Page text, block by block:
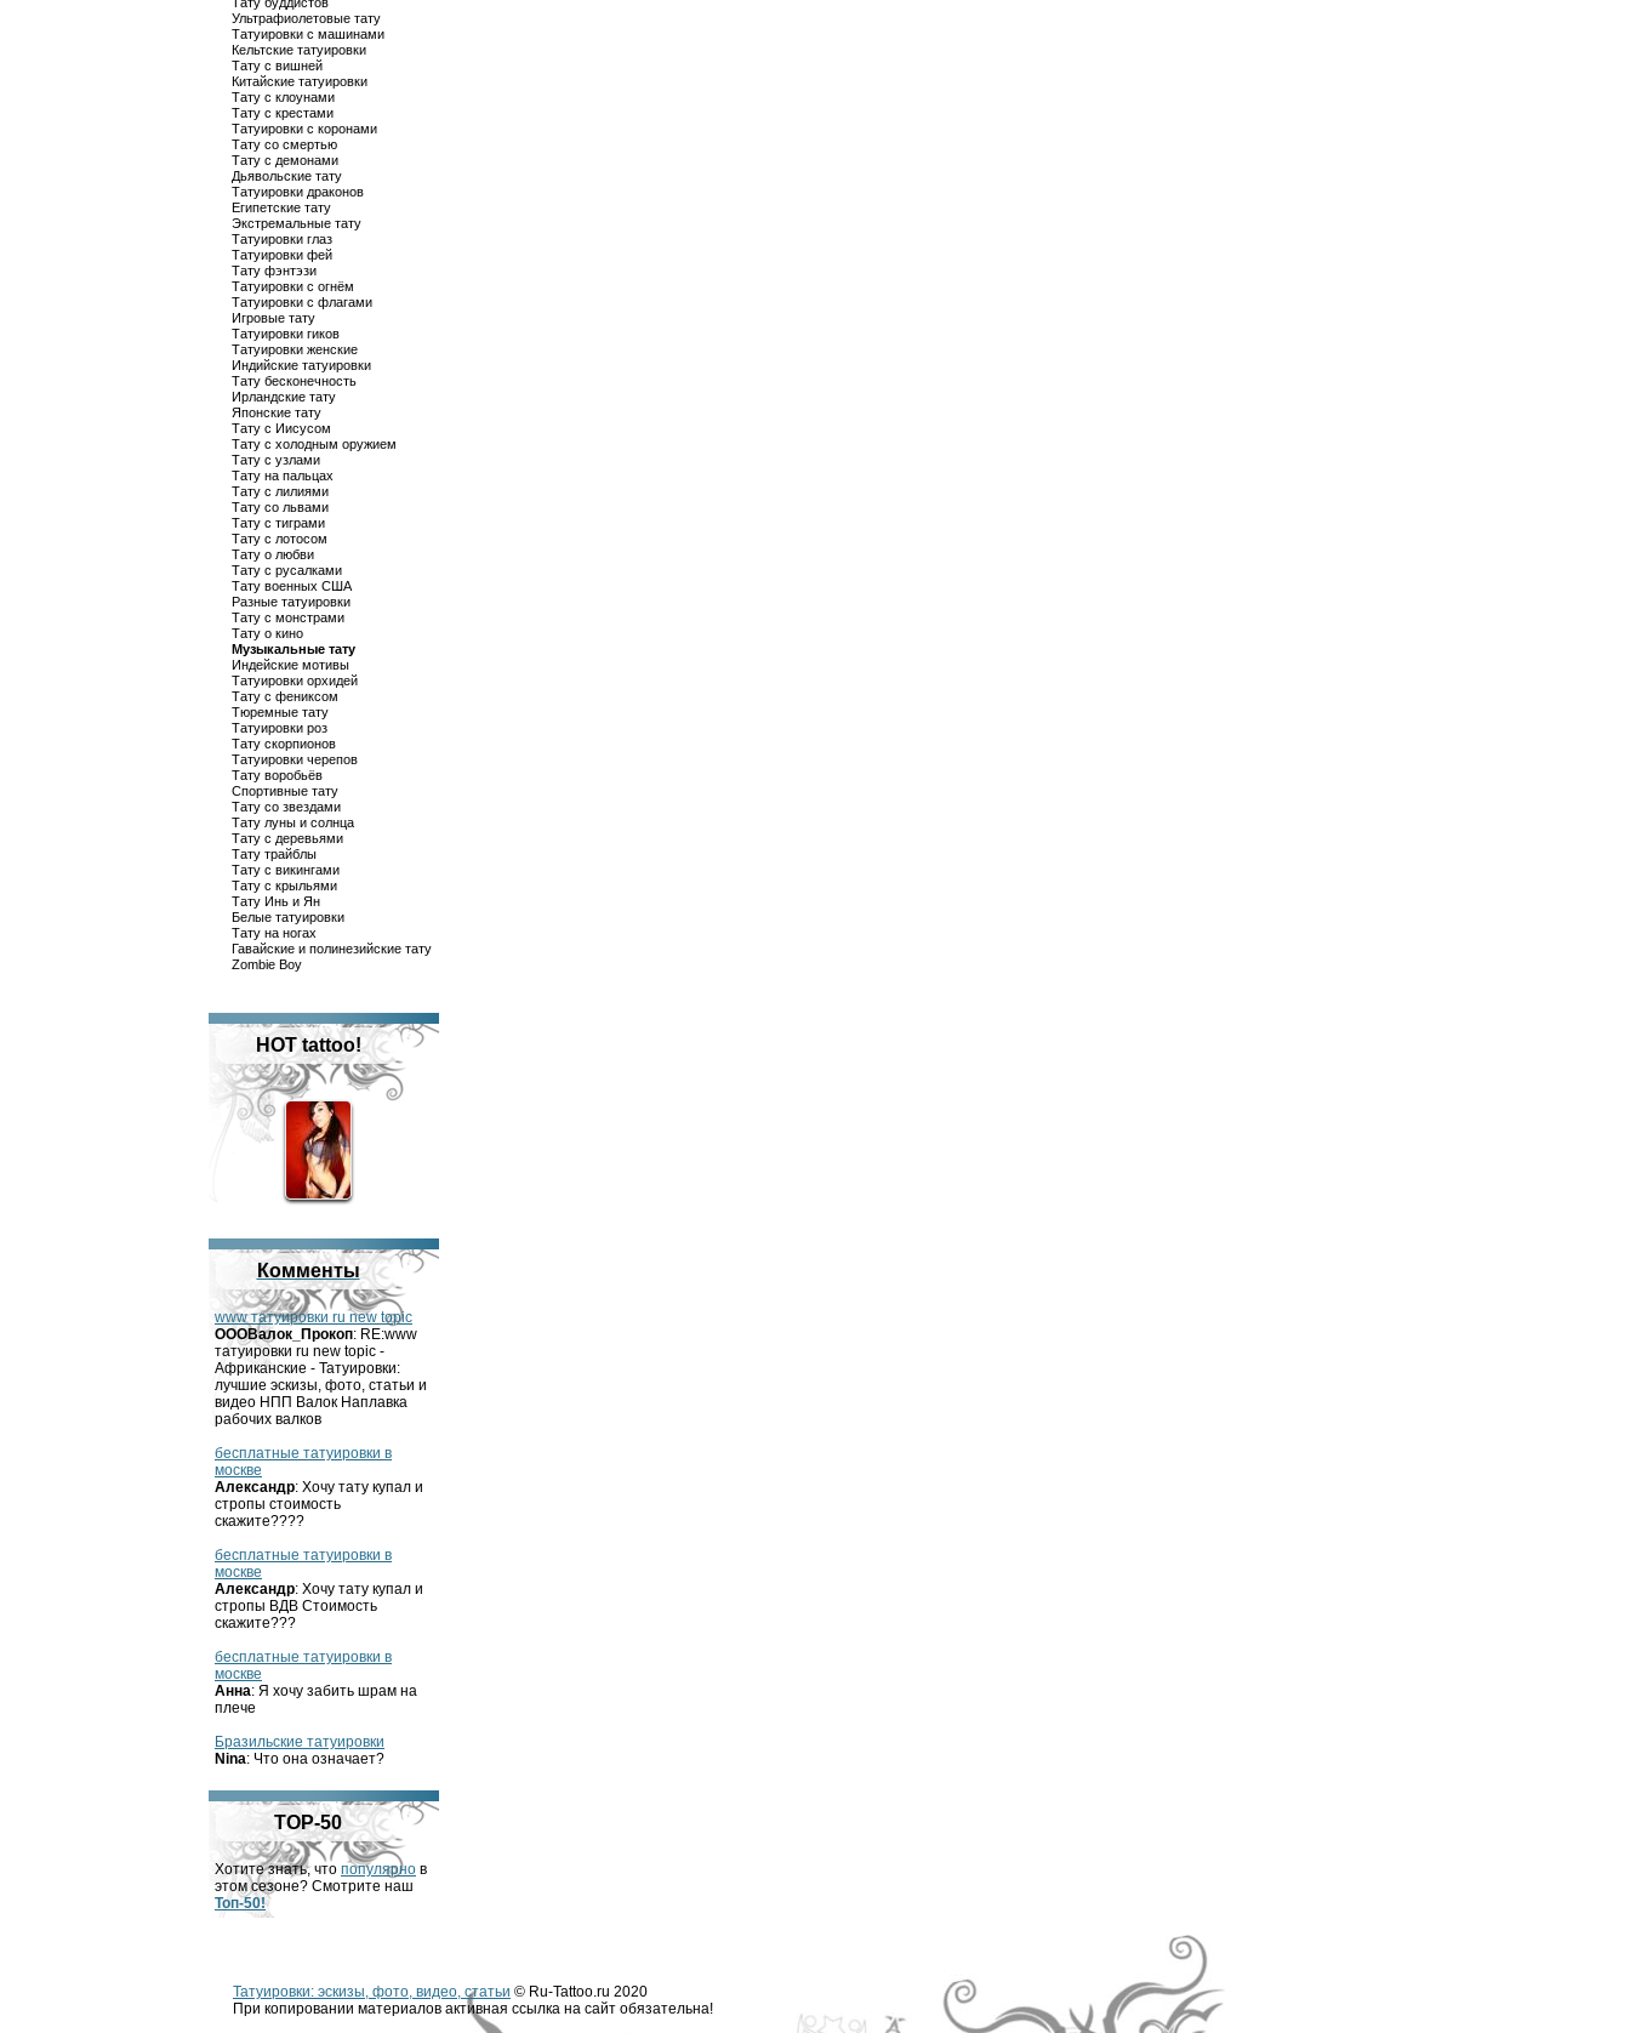
Ультрафиолетовые тату
Татуировки с машинами
Кельтские татуировки
Тату с вишней
Китайские татуировки
Тату с клоунами
Тату с крестами
Татуировки с коронами
Тату со смертью
Тату с демонами
Дьявольские тату
Татуировки драконов
Египетские тату
Экстремальные тату
Татуировки глаз
Татуировки фей
Тату фэнтэзи
Татуировки с огнём
Татуировки с флагами
Игровые тату
Татуировки гиков
Татуировки женские
Индийские татуировки
Тату бесконечность
Ирландские тату
Японские тату
Тату с Иисусом
Тату с холодным оружием
Тату с узлами
Тату на пальцах
Тату с лилиями
Тату со львами
Тату с тиграми
Тату с лотосом
Тату о любви
Тату с русалками
Тату военных США
Разные татуировки
Тату с монстрами
Тату о кино
Музыкальные тату
Индейские мотивы
Татуировки орхидей
Тату с фениксом
Тюремные тату
Татуировки роз
Тату скорпионов
Татуировки черепов
Тату воробьёв
Спортивные тату
Тату со звездами
Тату луны и солнца
Тату с деревьями
Тату трайблы
Тату с викингами
Тату с крыльями
Тату Инь и Ян
Белые татуировки
Тату на ногах
Гавайские и полинезийские тату
Zombie Boy
HOT tattoo!
Комменты
www татуировки ru new topic
OOOВалок_Прокоп: RE:www
татуировки ru new topic -
Африканские - Татуировки:
лучшие эскизы, фото, статьи и
видео НПП Валок Наплавка
рабочих валков
бесплатные татуировки в
москве
Александр: Хочу тату купал и
стропы стоимость
скажите????
бесплатные татуировки в
москве
Александр: Хочу тату купал и
стропы ВДВ Стоимость
скажите???
бесплатные татуировки в
москве
Анна: Я хочу забить шрам на
плече
Бразильские татуировки
Nina: Что она означает?
TOP-50
Хотите знать, что популярно в
этом сезоне? Смотрите наш
Топ-50!
Татуировки: эскизы, фото, видео, статьи © Ru-Tattoo.ru 2020
При копировании материалов активная ссылка на сайт обязательна!